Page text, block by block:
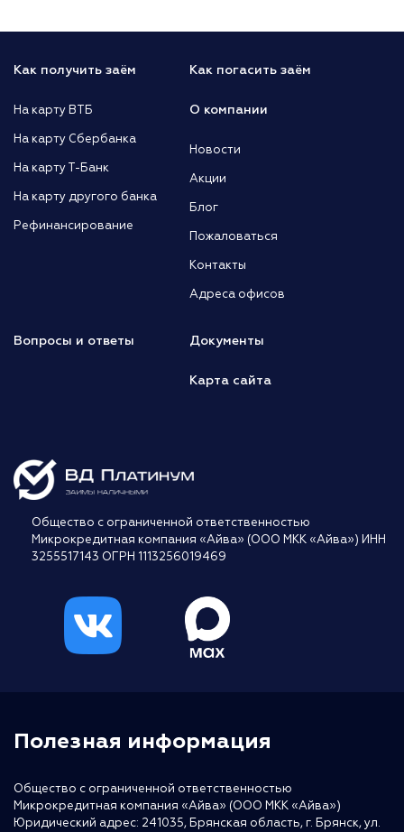
Как получить заём
На карту ВТБ
На карту Сбербанка
На карту Т-Банк
На карту другого банка
Рефинансирование
Как погасить заём
О компании
Новости
Акции
Блог
Пожаловаться
Контакты
Адреса офисов
Вопросы и ответы Документы
Карта сайта
Общество с ограниченной ответственностью
Микрокредитная компания «Айва» (ООО МКК «Айва») ИНН
3255517143 ОГРН 1113256019469
Полезная информация
Общество с ограниченной ответственностью
Микрокредитная компания «Айва» (ООО МКК «Айва»)
Юридический адрес: 241035, Брянская область, г. Брянск, ул.